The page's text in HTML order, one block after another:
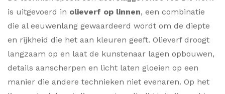
is uitgevoerd in olieverf op linnen, een combinatie
die al eeuwenlang gewaardeerd wordt om de diepte
en rijkheid die het aan kleuren geeft. Olieverf droogt
langzaam op en laat de kunstenaar lagen opbouwen,
details aanscherpen en licht laten gloeien op een
manier die andere technieken niet evenaren. Op het